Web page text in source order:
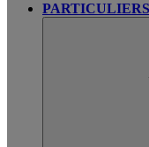
PARTICULIERS